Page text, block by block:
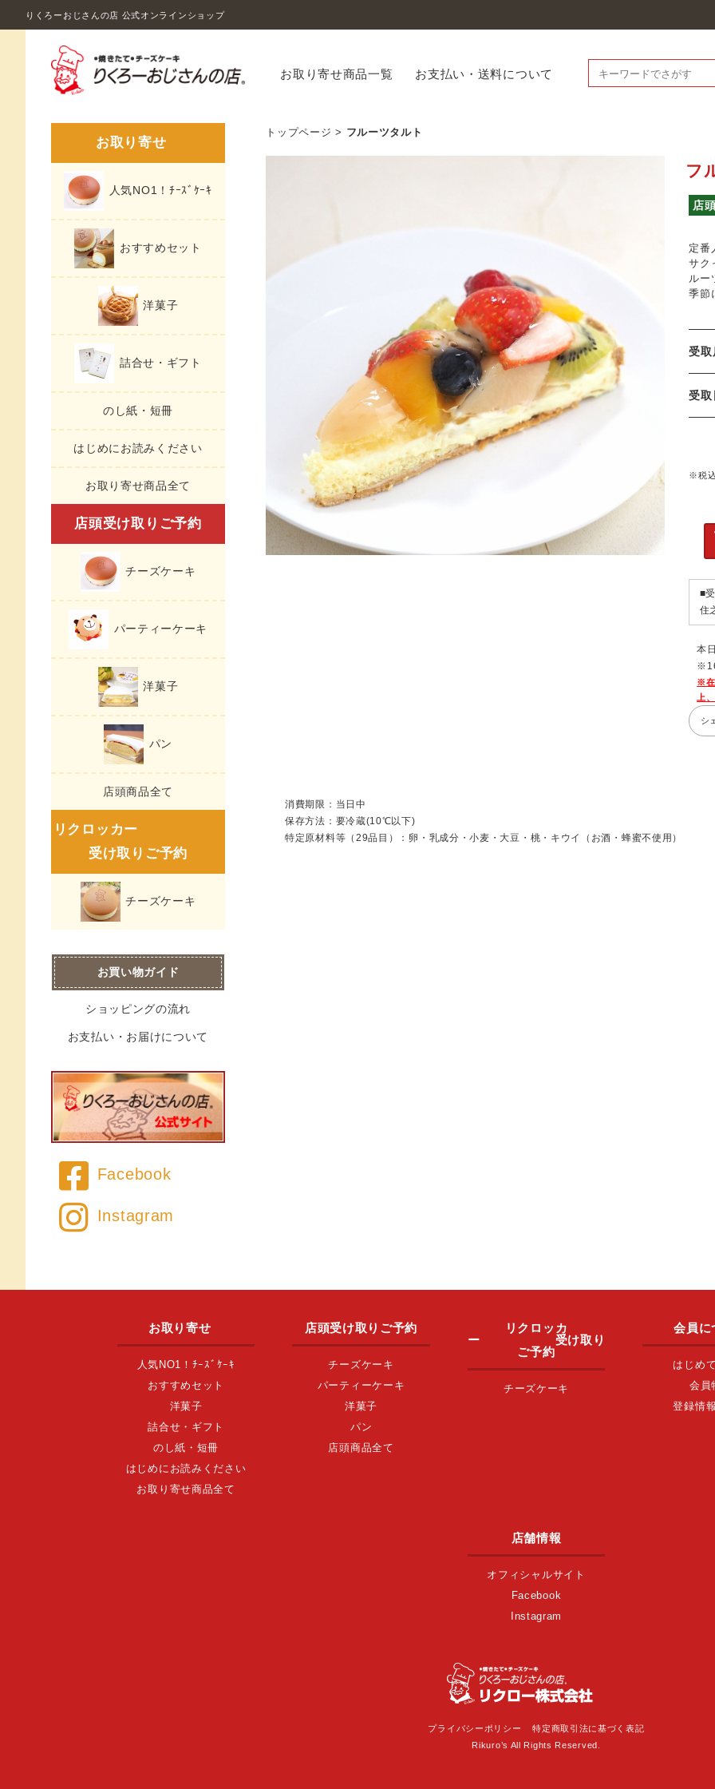
りくろーおじさんの店 公式オンラインショップ
お取り寄せ商品一覧 お支払い・送料について
お取り寄せ
人気NO1！ﾁｰｽﾞｹｰｷ
おすすめセット
洋菓子
詰合せ・ギフト
のし紙・短冊
はじめにお読みください
お取り寄せ商品全て
店頭受け取りご予約
チーズケーキ
パーティーケーキ
洋菓子
パン
店頭商品全て
リクロッカー
受け取りご予約
チーズケーキ
お買い物ガイド
ショッピングの流れ
お支払い・お届けについて
Facebook
Instagram
トップページ > フルーツタルト
フ
店
定番
サク
ルー
季節
受
受
※税
■
住
本
シ
消費期限：当日中
保存方法：要冷蔵(10℃以下)
特定原材料等（29品目）：卵・乳成分・小麦・大豆・桃・キウイ（お酒・蜂蜜不使用）
お取り寄せ
人気NO1！ﾁｰｽﾞｹｰｷ
おすすめセット
洋菓子
詰合せ・ギフト
のし紙・短冊
はじめにお読みください
お取り寄せ商品全て
店頭受け取りご予約
チーズケーキ
パーティーケーキ
洋菓子
パン
店頭商品全て
リクロッカ
ー 受け取り
ご予約
チーズケーキ
会員に
はじめ
会員
登録情
店舗情報
オフィシャルサイト
Facebook
Instagram
プライバシーポリシー
特定商取引法に基づく表記
Rikuro’s All Rights Reserved.